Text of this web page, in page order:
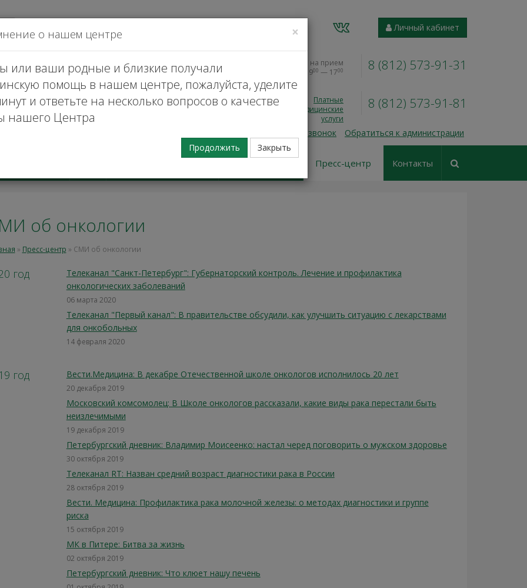
Личный кабинет
Запись на прием
Пн — Пт, 900 — 1700 8 (812) 573-91-31
Платные
медицинские
услуги
8 (812) 573-91-81
Заказать обратный звонок Обратиться к администрации
Телемедицинские
Клинические
Пресс-центр Контакты
об онкологии
» Пресс-центр » СМИ об онкологии
год
Телеканал "Санкт-Петербург": Губернаторский контроль. Лечение и профилактика
онкологических заболеваний
06 марта 2020
Телеканал "Первый канал": В правительстве обсудили, как улучшить ситуацию с лекарствами
для онкобольных
14 февраля 2020
год Вести.Медицина: В декабре Отечественной школе онкологов исполнилось 20 лет
20 декабря 2019
Московский комсомолец: В Школе онкологов рассказали, какие виды рака перестали быть
неизлечимыми
19 декабря 2019
Петербургский дневник: Владимир Моисеенко: настал черед поговорить о мужском здоровье
30 октября 2019
Телеканал RT: Назван средний возраст диагностики рака в России
28 октября 2019
Вести. Медицина: Профилактика рака молочной железы: о методах диагностики и группе
риска
15 октября 2019
МК в Питере: Битва за жизнь
02 октября 2019
Петербургский дневник: Что клюет нашу печень
×
о нашем центре
или ваши родные и близкие получали
помощь в нашем центре, пожалуйста, уделите
и ответьте на несколько вопросов о качестве
нашего Центра
Продолжить Закрыть